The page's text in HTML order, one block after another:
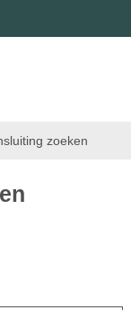
zoeken